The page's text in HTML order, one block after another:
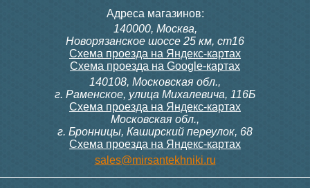
Конвектор ITT.080.200.1000
с решеткой GRILL.SGW-20-
Конвектор ITT.080.200.900 с
решеткой GRILL.SGA-20-
300, 230В (врезной - квадр.
9 700
конвектора прямой itermic
ITFS
5 150
Адреса магазинов:
140000, Москва,
Новорязанское шоссе 25 км, ст16
Схема проезда на Яндекс-картах
Схема проезда на Google-картах
140108, Московская обл.,
г. Раменское, улица Михалевича, 116Б
Схема проезда на Яндекс-картах
Московская обл.,
г. Бронницы, Каширский переулок, 68
Схема проезда на Яндекс-картах
sales@mirsantekhniki.ru